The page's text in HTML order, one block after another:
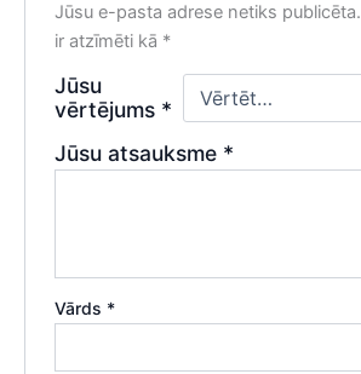
Jūsu e-pasta adrese netiks publicēta.
ir atzīmēti kā *
Jūsu
vērtējums *
Jūsu atsauksme *
Vārds *